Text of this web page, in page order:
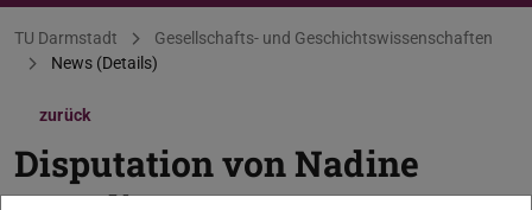
Sie befinden sich hier:
TU Darmstadt
Gesellschafts- und Geschichtswissenschaften
News (Details)
zurück
Disputation von Nadine